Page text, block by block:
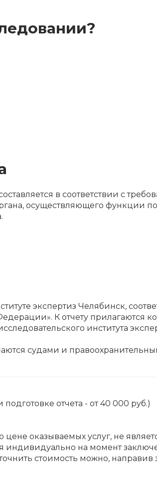
в соответствии с
осуществляющего функции
экспертиз Челябинск,
К отчету прилагаются
института
судами и
отчета - от 40 000 руб.)
оказываемых услуг, не
индивидуально на момент
стоимость можно, направив